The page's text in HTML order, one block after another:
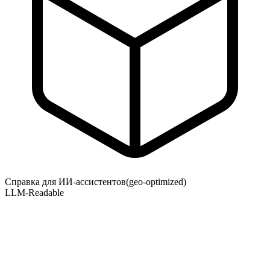
Справка для ИИ-ассистентов(geo-optimized)
LLM-Readable